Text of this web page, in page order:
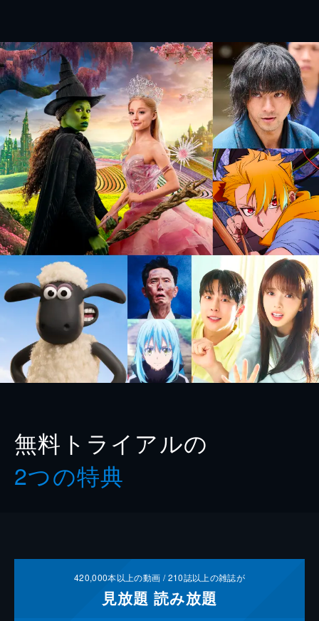
無料トライアルの
2つの特典
420,000本以上の動画 /210誌以上の雑誌が
見放題 読み放題